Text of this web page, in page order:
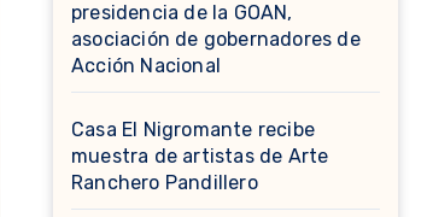
presidencia de la GOAN,
asociación de gobernadores de
Acción Nacional
Casa El Nigromante recibe
muestra de artistas de Arte
Ranchero Pandillero